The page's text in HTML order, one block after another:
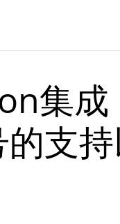
集成
支